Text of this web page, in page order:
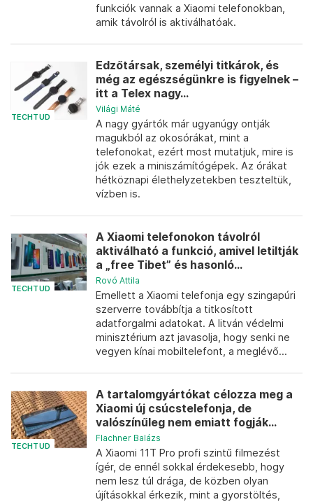
funkciók vannak a Xiaomi telefonokban,
amik távolról is aktiválhatóak.
TECHTUD
Edzőtársak, személyi titkárok, és
még az egészségünkre is figyelnek –
itt a Telex nagy...
Világi Máté
A nagy gyártók már ugyanúgy ontják
magukból az okosórákat, mint a
telefonokat, ezért most mutatjuk, mire is
jók ezek a miniszámítógépek. Az órákat
hétköznapi élethelyzetekben teszteltük,
vízben is.
TECHTUD
A Xiaomi telefonokon távolról
aktiválható a funkció, amivel letiltják
a „free Tibet” és hasonló...
Rovó Attila
Emellett a Xiaomi telefonja egy szingapúri
szerverre továbbítja a titkosított
adatforgalmi adatokat. A litván védelmi
minisztérium azt javasolja, hogy senki ne
vegyen kínai mobiltelefont, a meglévő...
TECHTUD
A tartalomgyártókat célozza meg a
Xiaomi új csúcstelefonja, de
valószínűleg nem emiatt fogják...
Flachner Balázs
A Xiaomi 11T Pro profi szintű filmezést
ígér, de ennél sokkal érdekesebb, hogy
nem lesz túl drága, de közben olyan
újításokkal érkezik, mint a gyorstöltés,